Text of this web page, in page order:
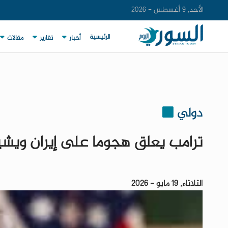
الأحد, 9 أغسطس - 2026
الرئيسية أخبار تقارير مقالات
دولي
ترامب يعلق هجوما على إيران
الثلاثاء, 19 مايو - 2026